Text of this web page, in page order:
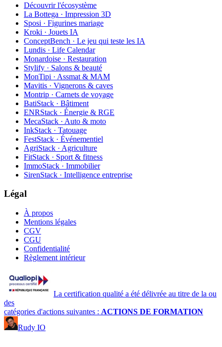
Découvrir l'écosystème
La Bottega · Impression 3D
Sposi · Figurines mariage
Kroki · Jouets IA
ConceptBench · Le jeu qui teste les IA
Lundis · Life Calendar
Monardoise · Restauration
Stylify · Salons & beauté
MonTipi · Assmat & MAM
Mavitis · Vignerons & caves
Montrip · Carnets de voyage
BatiStack · Bâtiment
ENRStack · Énergie & RGE
MecaStack · Auto & moto
InkStack · Tatouage
FestStack · Événementiel
AgriStack · Agriculture
FitStack · Sport & fitness
ImmoStack · Immobilier
SirenStack · Intelligence entreprise
Légal
À propos
Mentions légales
CGV
CGU
Confidentialité
Règlement intérieur
La certification qualité a été délivrée au titre de la ou
des
catégories d'actions suivantes : ACTIONS DE FORMATION
Rudy IO